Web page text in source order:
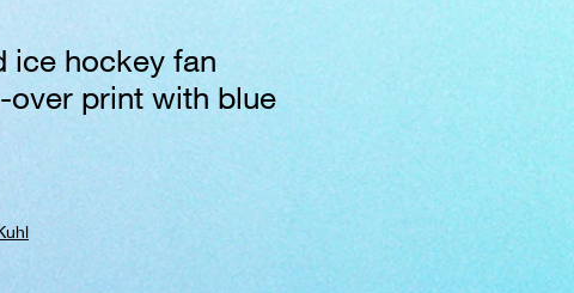
ice hockey fan
over print with blue